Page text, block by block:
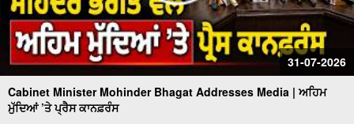
31-07-2026
Cabinet Minister Mohinder Bhagat Addresses Media | ਅਹਿਮ
ਮੁੱਦਿਆਂ ’ਤੇ ਪ੍ਰੈਸ ਕਾਨਫ਼ਰੰਸ